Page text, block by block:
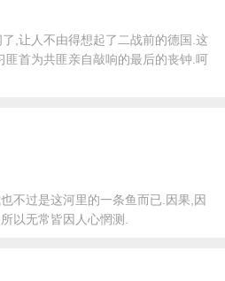
,让人不由得想起了二战前的德国.这
匪首为共匪亲自敲响的最后的丧钟.呵
不过是这河里的一条鱼而已.因果,因
以无常皆因人心惘测.